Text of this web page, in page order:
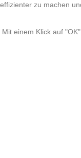
effizienter zu machen
Mit einem Klick auf